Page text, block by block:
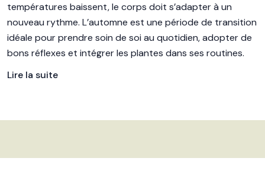
températures baissent, le corps doit s’adapter à un
nouveau rythme. L’automne est une période de transition
idéale pour prendre soin de soi au quotidien, adopter de
bons réflexes et intégrer les plantes dans ses routines.
Lire la suite